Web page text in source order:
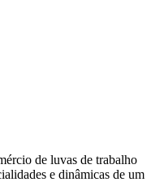
de luvas de trabalho
e dinâmicas de um